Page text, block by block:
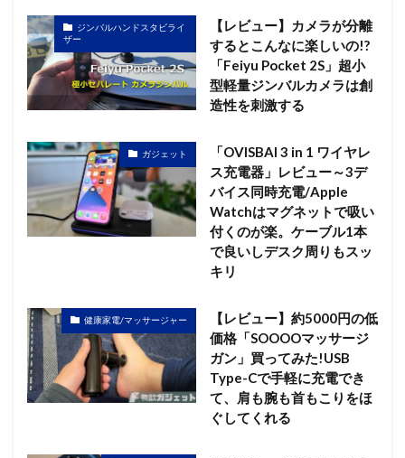
ジンバルハンドスタビライ
ザー
【レビュー】カメラが分離
するとこんなに楽しいの!?
「Feiyu Pocket 2S」超小
型軽量ジンバルカメラは創
造性を刺激する
ガジェット
「OVISBAI 3 in 1 ワイヤレ
ス充電器」レビュー～3デ
バイス同時充電/Apple
Watchはマグネットで吸い
付くのが楽。ケーブル1本
で良いしデスク周りもスッ
キリ
健康家電/マッサージャー
【レビュー】約5000円の低
価格「SOOOOマッサージ
ガン」買ってみた!USB
Type-Cで手軽に充電でき
て、肩も腕も首もこりをほ
ぐしてくれる